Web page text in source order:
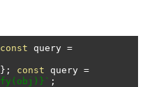
const query =
}; const query =
;